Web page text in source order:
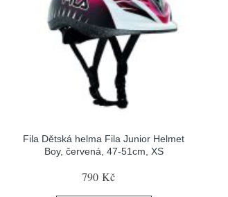
Fila Dětská helma Fila Junior Helmet
Boy, červená, 47-51cm, XS
790 Kč